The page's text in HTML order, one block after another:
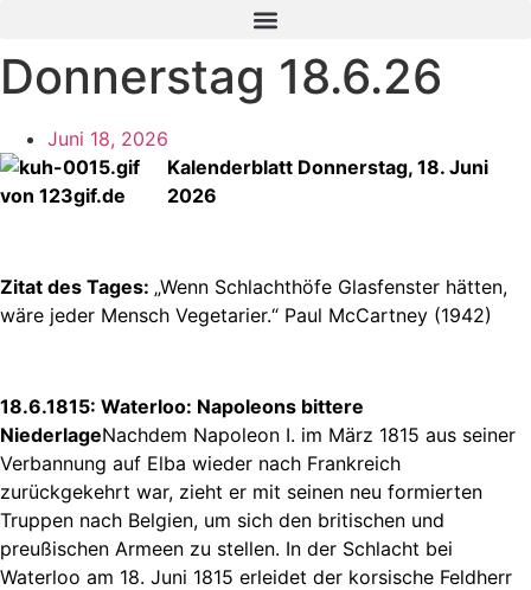
springen
Donnerstag 18.6.26
Juni 18, 2026
Kalenderblatt Donnerstag, 18. Juni
2026
Zitat des Tages: „Wenn Schlachthöfe Glasfenster hätten,
wäre jeder Mensch Vegetarier.“ Paul McCartney (1942)
18.6.1815: Waterloo: Napoleons bittere
NiederlageNachdem Napoleon I. im März 1815 aus seiner
Verbannung auf Elba wieder nach Frankreich
zurückgekehrt war, zieht er mit seinen neu formierten
Truppen nach Belgien, um sich den britischen und
preußischen Armeen zu stellen. In der Schlacht bei
Waterloo am 18. Juni 1815 erleidet der korsische Feldherr